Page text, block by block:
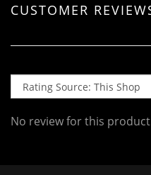
CUSTOMER
No review for this product